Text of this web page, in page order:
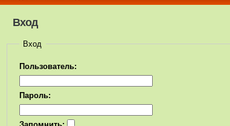
Вход
Вход
Пользователь:
Пароль: